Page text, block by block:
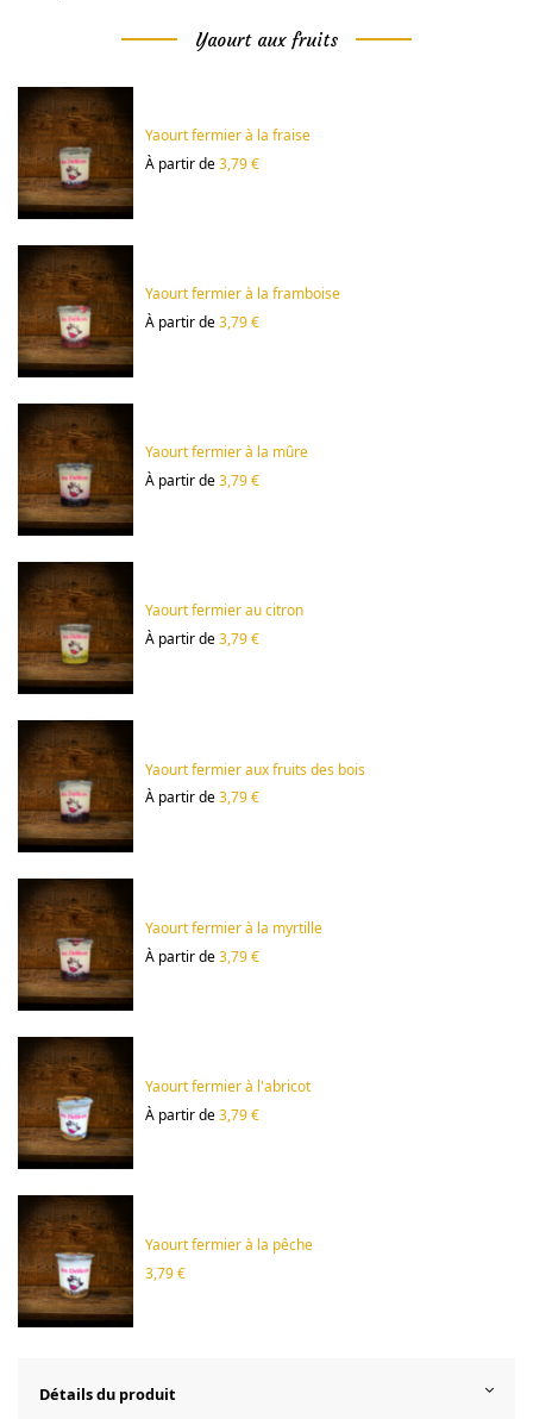
Yaourt aux fruits
Yaourt fermier à la fraise
À partir de3,79 €
Yaourt fermier à la framboise
À partir de3,79 €
Yaourt fermier à la mûre
À partir de3,79 €
Yaourt fermier au citron
À partir de3,79 €
Yaourt fermier aux fruits des bois
À partir de3,79 €
Yaourt fermier à la myrtille
À partir de3,79 €
Yaourt fermier à l'abricot
À partir de3,79 €
Yaourt fermier à la pêche
3,79 €
Détails du produit